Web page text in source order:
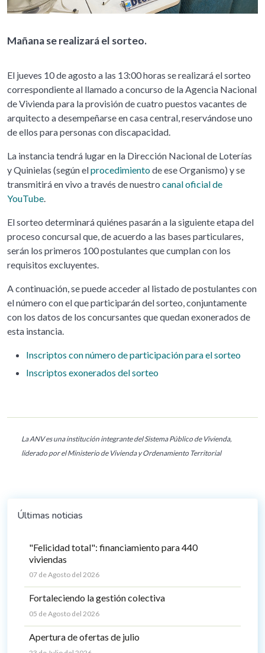
Mañana se realizará el sorteo.
El jueves 10 de agosto a las 13:00 horas se realizará el sorteo
correspondiente al llamado a concurso de la Agencia Nacional
de Vivienda para la provisión de cuatro puestos vacantes de
arquitecto a desempeñarse en casa central, reservándose uno
de ellos para personas con discapacidad.
La instancia tendrá lugar en la Dirección Nacional de Loterías
y Quinielas (según elprocedimientode ese Organismo) y se
transmitirá en vivo a través de nuestro canal oficial de
YouTube
El sorteo determinará quiénes pasarán a la siguiente etapa del
proceso concursal que, de acuerdo a las bases particulares,
serán los primeros 100 postulantes que cumplan con los
requisitos excluyentes.
A continuación, se puede acceder al listado de postulantes con
el número con el que participarán del sorteo, conjuntamente
con los datos de los concursantes que quedan exonerados de
esta instancia.
Inscriptos con número de participación para el sorteo
Inscriptos exonerados del sorteo
La ANV es una institución integrante del Sistema Público de Vivienda,
liderado por el Ministerio de Vivienda y Ordenamiento Territorial
Últimas noticias
"Felicidad total": financiamiento para 440
viviendas
07 de Agosto del 2026
Fortaleciendo la gestión colectiva
05 de Agosto del 2026
Apertura de ofertas de julio